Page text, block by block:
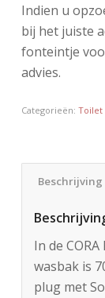
Indien u
bij het juiste
fonteintje
advies.
Categorieën: Toilet
Beschrijving
In de
wasbak is
plug met